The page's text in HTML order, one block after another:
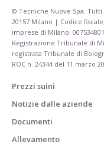
© Tecniche Nuove Spa.
20157 Milano | Codice
imprese di Milano:
Registrazione Tribunale di
registrata Tribunale di
ROC n. 24344 del 11 marzo
Prezzi suini
Notizie dalle aziende
Documenti
Allevamento